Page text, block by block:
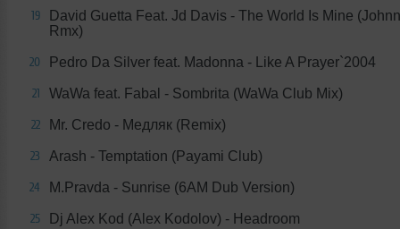
19
David Guetta Feat. Jd Davis - The World Is Mine
Rmx)
20 Pedro Da Silver feat. Madonna - Like A Prayer`2004
21 WaWa feat. Fabal - Sombrita (WaWa Club Mix)
22 Mr. Credo - Медляк (Remix)
23 Arash - Temptation (Payami Club)
24 M.Pravda - Sunrise (6AM Dub Version)
25 Dj Alex Kod (Alex Kodolov) - Headroom